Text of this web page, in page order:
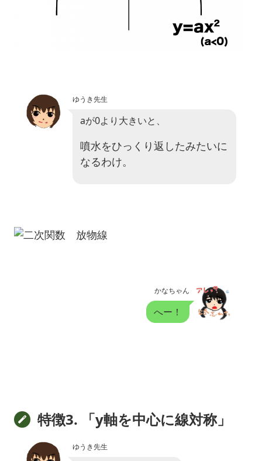
ゆうき先生
aが0より大きいと、
噴水をひっくり返したみたいに
なるわけ。
かなちゃん
へー！
特徴3. 「y軸を中心に線対称」
ゆうき先生